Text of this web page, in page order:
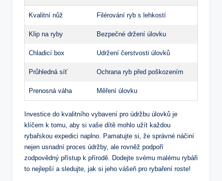
Kvalitní nůž Filérování ryb s⁣ lehkostí
Klip⁣ na ryby Bezpečné⁢ držení úlovku
Chladicí​ box Udržení​ čerstvosti úlovků
Průhledná ⁢síť Ochrana ryb před poškozením
Prenosná váha Měření ‍úlovku
Investice do‌ kvalitního vybavení pro údržbu úlovků je
klíčem ‌k tomu, aby ⁢si vaše dítě mohlo užít ‍každou
rybařskou expedici naplno. ​Pamatujte si, ⁣že⁢ správné náčiní⁣
nejen ‍usnadní proces údržby, ⁣ale rovněž podpoří
zodpovědný přístup k přírodě. ⁢Dodejte svému malému rybáři‌
to nejlepší a ‍sledujte, jak si jeho​ vášeň pro rybaření roste!